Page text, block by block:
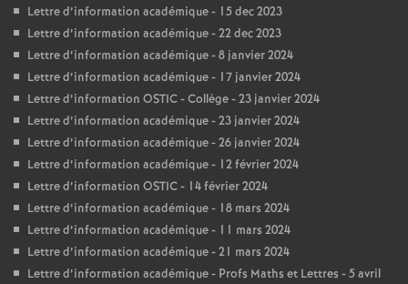
Lettre d’information académique - 15 dec 2023
Lettre d’information académique - 22 dec 2023
Lettre d’information académique - 8 janvier 2024
Lettre d’information académique - 17 janvier 2024
Lettre d’information OSTIC - Collège - 23 janvier 2024
Lettre d’information académique - 23 janvier 2024
Lettre d’information académique - 26 janvier 2024
Lettre d’information académique - 12 février 2024
Lettre d’information OSTIC - 14 février 2024
Lettre d’information académique - 18 mars 2024
Lettre d’information académique - 11 mars 2024
Lettre d’information académique - 21 mars 2024
Lettre d’information académique - Profs Maths et Lettres - 5 avril